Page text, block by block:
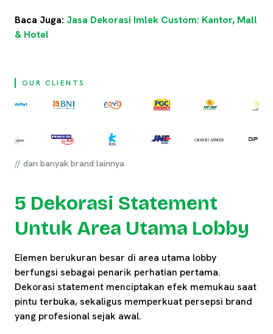
Baca Juga: Jasa Dekorasi Imlek Custom: Kantor, Mall
& Hotel
OUR CLIENTS
// dan banyak brand lainnya
5 Dekorasi Statement
Untuk Area Utama Lobby
Elemen berukuran besar di area utama lobby
berfungsi sebagai penarik perhatian pertama.
Dekorasi statement menciptakan efek memukau saat
pintu terbuka, sekaligus memperkuat persepsi brand
yang profesional sejak awal.